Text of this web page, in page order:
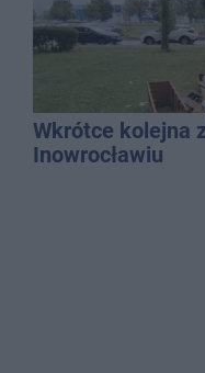
Wkrótce kolejna
Inowrocławiu